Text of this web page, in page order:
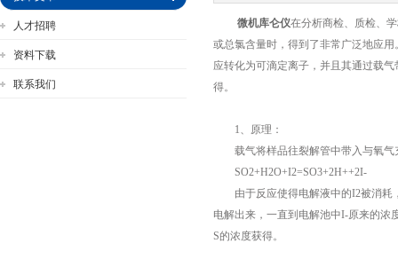
人才招聘
资料下载
联系我们
微机库仑仪在分析商检、质检、
或总氯含量时，得到了非常广泛地应
应转化为可滴定离子，并且其通过载
得。
1、原理：
载气将样品往裂解管中带入与氧气
SO2+H2O+I2=SO3+2H++2I-
由于反应使得电解液中的I2被消耗
电解出来，一直到电解池中I-原来的浓
S的浓度获得。